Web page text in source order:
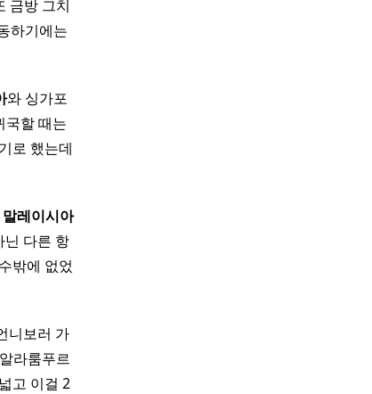
금방 그치
하기에는
와 싱가포
국할 때는
로 했는데
말레이시아
다른 항
밖에 없었
니보러 가
라룸푸르
고 이걸 2